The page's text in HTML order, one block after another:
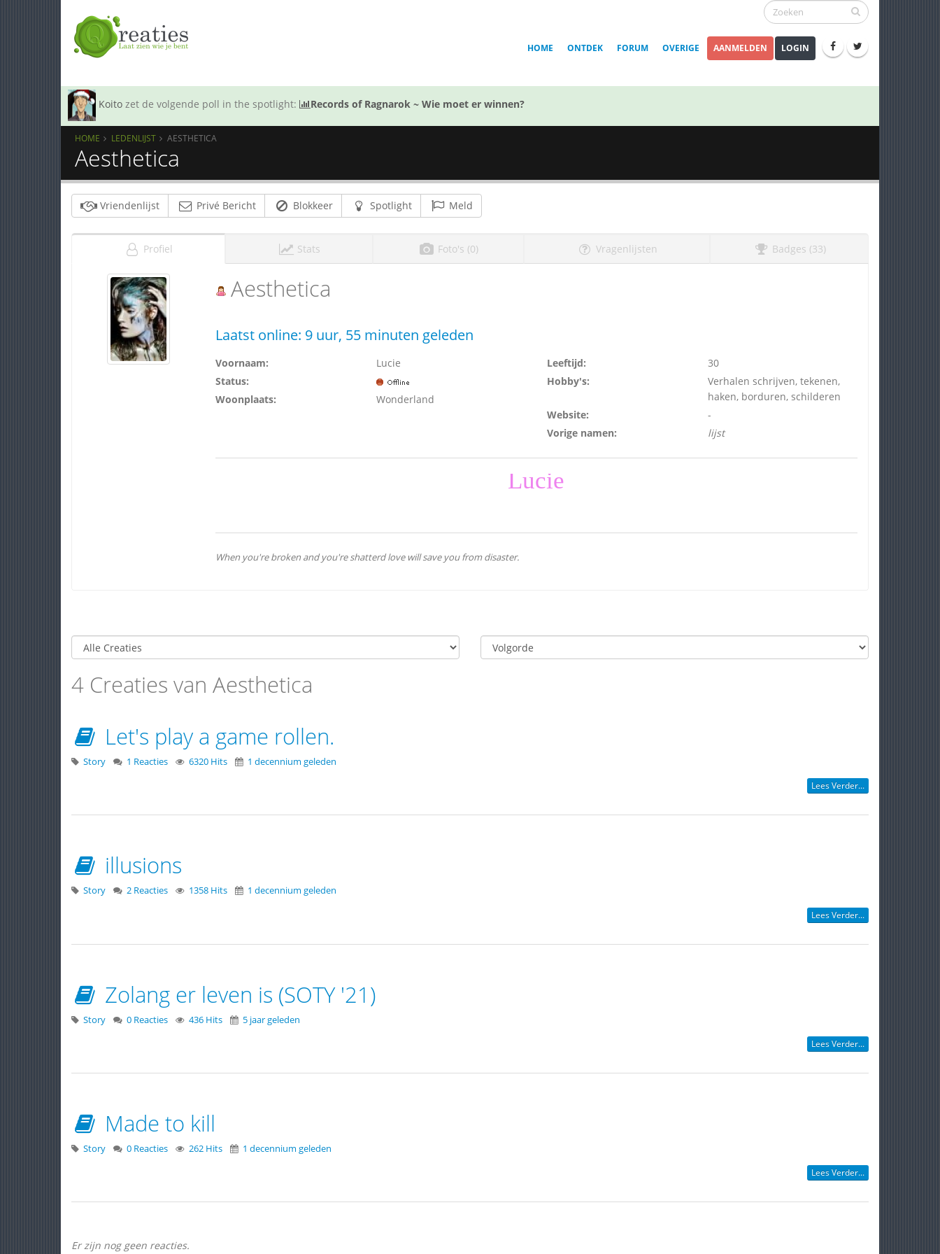
HOME ONTDEK FORUM OVERIGE AANMELDEN LOGIN
Koito zet de volgende poll in the spotlight: Records of Ragnarok ~ Wie moet er winnen?
HOME LEDENLIJST AESTHETICA
Aesthetica
Vriendenlijst Privé Bericht Blokkeer Spotlight Meld
Profiel Stats Foto's (0) Vragenlijsten Badges (33)
Aesthetica
Laatst online: 9 uur, 55 minuten geleden
Voornaam:
Lucie
Status:
Woonplaats:
Wonderland
Leeftijd:
30
Hobby's:
Verhalen schrijven, tekenen,
haken, borduren, schilderen
Website:
-
Vorige namen:
lijst
Lucie
When you're broken and you're shatterd love will save you from disaster.
4 Creaties van Aesthetica
Let's play a game rollen.
Story 1 Reacties 6320 Hits 1 decennium geleden
Lees Verder...
illusions
Story 2 Reacties 1358 Hits 1 decennium geleden
Lees Verder...
Zolang er leven is (SOTY '21)
Story 0 Reacties 436 Hits 5 jaar geleden
Lees Verder...
Made to kill
Story 0 Reacties 262 Hits 1 decennium geleden
Lees Verder...
Er zijn nog geen reacties.